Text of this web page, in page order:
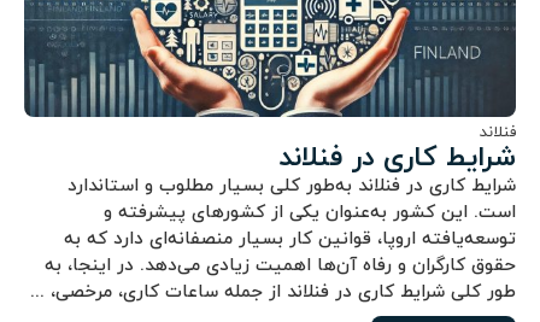
فنلاند
شرایط کاری در فنلاند
شرایط کاری در فنلاند به‌طور کلی بسیار مطلوب و استاندارد
است. این کشور به‌عنوان یکی از کشورهای پیشرفته و
توسعه‌یافته اروپا، قوانین کار بسیار منصفانه‌ای دارد که به
حقوق کارگران و رفاه آن‌ها اهمیت زیادی می‌دهد. در اینجا، به
طور کلی شرایط کاری در فنلاند از جمله ساعات کاری، مرخصی، ...